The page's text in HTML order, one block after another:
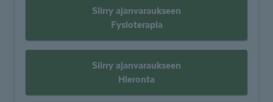
Siirry ajanvaraukseen
Fysioterapia
Siirry ajanvaraukseen
Hieronta